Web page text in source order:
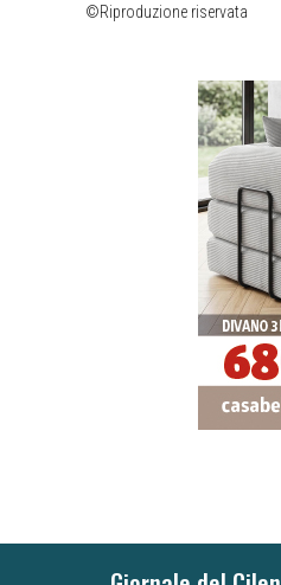
©Riproduzione riservata